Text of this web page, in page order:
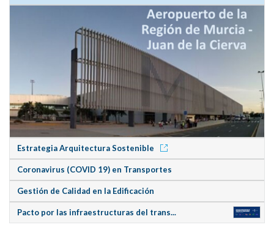
Estrategia Arquitectura Sostenible
Coronavirus (COVID 19) en Transportes
Gestión de Calidad en la Edificación
Pacto por las infraestructuras del trans...